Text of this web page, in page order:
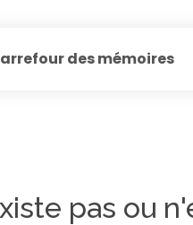
des mémoires
pas ou